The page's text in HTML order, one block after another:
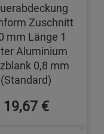
Zuschnitt
mm Länge 1
Aluminium
0,8 mm
(Standard)
19,67 €